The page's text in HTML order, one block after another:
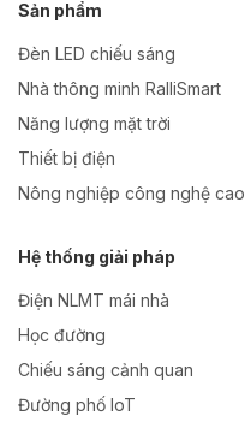
Sản phẩm
Đèn LED chiếu sáng
Nhà thông minh RalliSmart
Năng lượng mặt trời
Thiết bị điện
Nông nghiệp công nghệ cao
Hệ thống giải pháp
Điện NLMT mái nhà
Học đường
Chiếu sáng cảnh quan
Đường phố IoT